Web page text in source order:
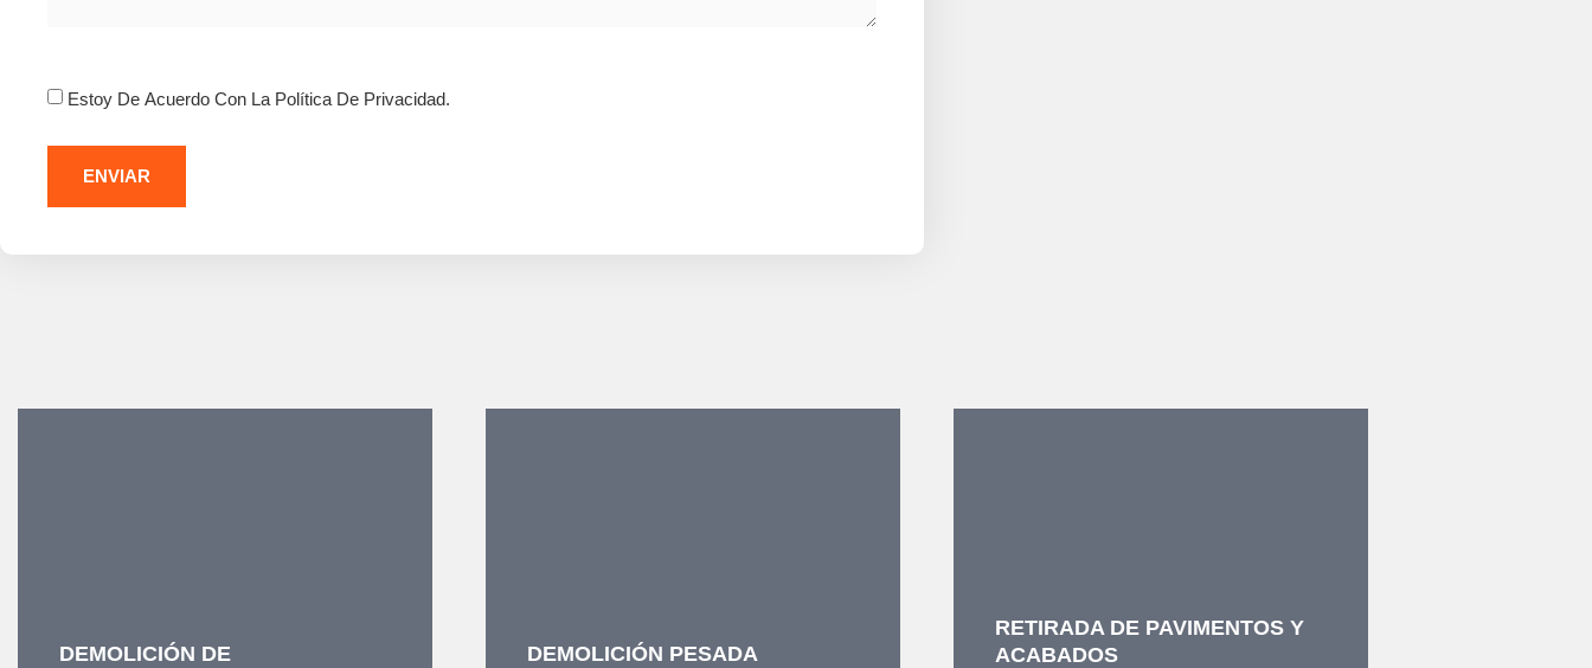
Consentimiento
Estoy De Acuerdo Con La Política De Privacidad.
DEMOLICIÓN DE
DEMOLICIÓN PESADA
RETIRADA DE PAVIMENTOS Y
ACABADOS